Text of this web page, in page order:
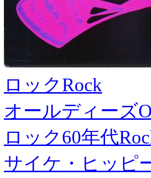
ロックRock
オールディーズ
ロック60年代
サイケ・ヒッピ